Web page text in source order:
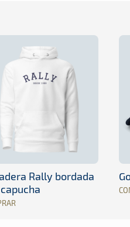
Rally bordada